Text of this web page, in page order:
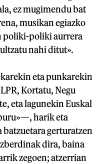
ez mugimendu bat
musikan egiazko
poliki-poliki aurrera
nahi ditut».
eta punkarekin
Kortatu, Negu
eta lagunekin Euskal
harik eta
batzuetara gerturatzen
dira, baina
zegoen; atzerrian